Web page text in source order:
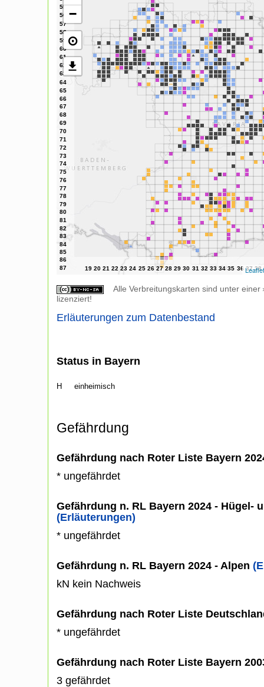
−
⊙
Leaflet
Alle Verbreitungskarten sind unter einer
lizenziert!
Erläuterungen zum Datenbestand
Status in Bayern
H einheimisch
Gefährdung
Gefährdung nach Roter Liste Bayern
* ungefährdet
Gefährdung n. RL Bayern 2024 - Hügel-
(Erläuterungen)
* ungefährdet
Gefährdung n. RL Bayern 2024 - Alpen
kN kein Nachweis
Gefährdung nach Roter Liste
* ungefährdet
Gefährdung nach Roter Liste Bayern
3 gefährdet